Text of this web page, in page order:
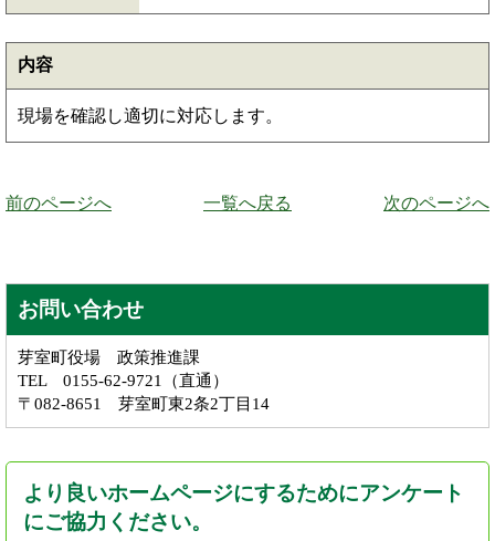
内容
現場を確認し適切に対応します。
前のページへ 一覧へ戻る 次のページへ
お問い合わせ
芽室町役場 政策推進課
TEL 0155-62-9721（直通）
〒082-8651 芽室町東2条2丁目14
より良いホームページにするためにアンケート
にご協力ください。